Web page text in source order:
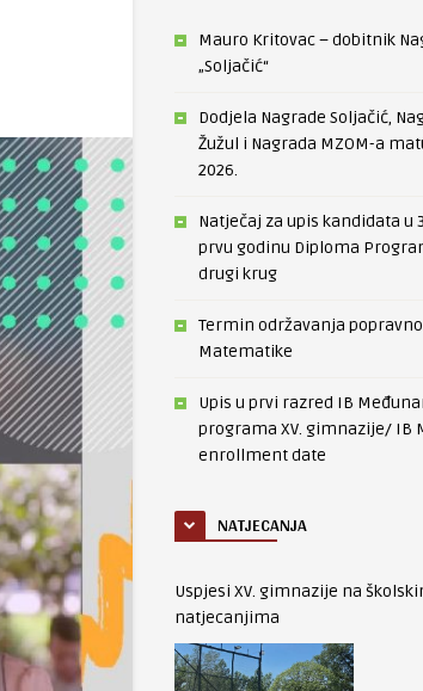
Mauro Kritovac – dobitnik
„Soljačić“
Dodjela Nagrade Soljačić,
Žužul i Nagrada MZOM-a
2026.
Natječaj za upis kandidata u
prvu godinu Diploma
drugi krug
Termin održavanja
Matematike
Upis u prvi razred IB
programa XV. gimnazije/ IB
enrollment date
NATJECANJA
Uspjesi XV. gimnazije na
natjecanjima